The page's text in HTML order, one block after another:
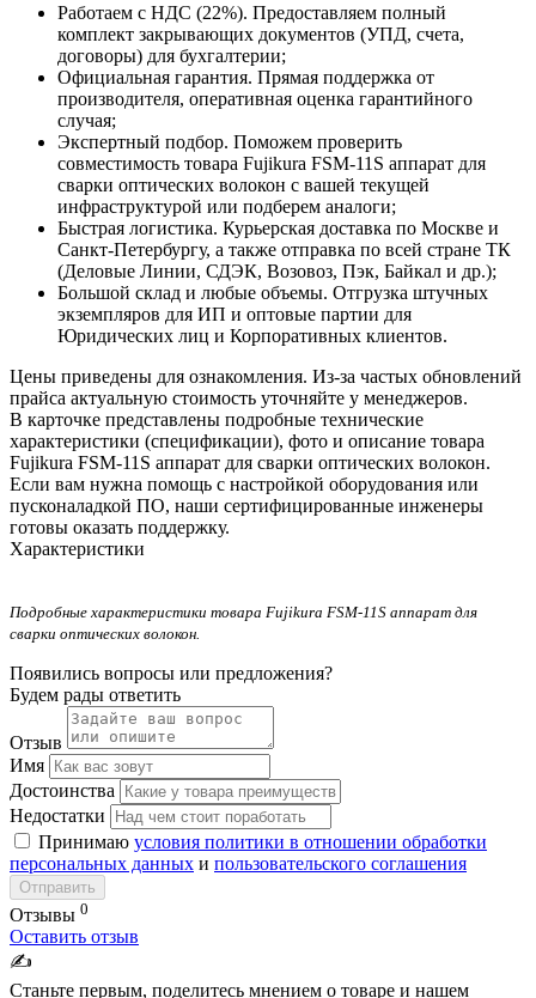
Работаем с НДС (22%). Предоставляем полный
комплект закрывающих документов (УПД, счета,
договоры) для бухгалтерии;
Официальная гарантия. Прямая поддержка от
производителя, оперативная оценка гарантийного
случая;
Экспертный подбор. Поможем проверить
совместимость товара Fujikura FSM-11S аппарат для
сварки оптических волокон с вашей текущей
инфраструктурой или подберем аналоги;
Быстрая логистика. Курьерская доставка по Москве и
Санкт-Петербургу, а также отправка по всей стране ТК
(Деловые Линии, СДЭК, Возовоз, Пэк, Байкал и др.);
Большой склад и любые объемы. Отгрузка штучных
экземпляров для ИП и оптовые партии для
Юридических лиц и Корпоративных клиентов.
Цены приведены для ознакомления. Из‑за частых обновлений
прайса актуальную стоимость уточняйте у менеджеров.
В карточке представлены подробные технические
характеристики (спецификации), фото и описание товара
Fujikura FSM-11S аппарат для сварки оптических волокон.
Если вам нужна помощь с настройкой оборудования или
пусконаладкой ПО, наши сертифицированные инженеры
готовы оказать поддержку.
Характеристики
Подробные характеристики товара Fujikura FSM-11S аппарат для
сварки оптических волокон.
Появились вопросы или предложения?
Будем рады ответить
Отзыв
Имя
Достоинства
Недостатки
Принимаю условия политики в отношении обработки
персональных данных и пользовательского соглашения
Отправить
Отзывы 0
Оставить отзыв
✍️
Станьте первым, поделитесь мнением о товаре и нашем